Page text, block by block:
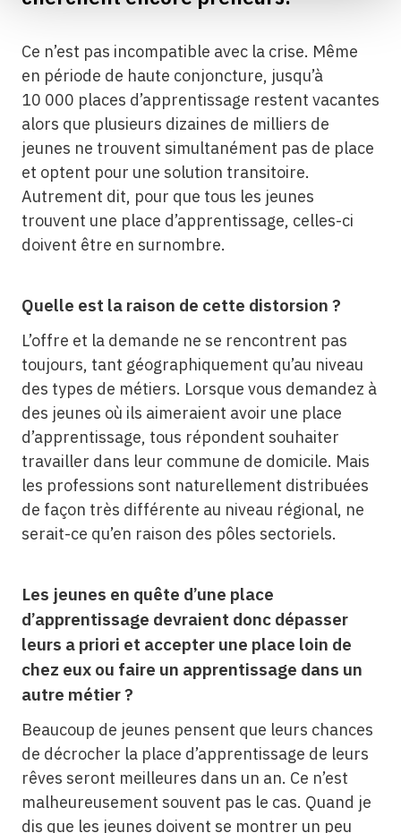
Ce n’est pas incompatible avec la crise. Même
en période de haute conjoncture, jusqu’à
10 000 places d’apprentissage restent vacantes
alors que plusieurs dizaines de milliers de
jeunes ne trouvent simultanément pas de place
et optent pour une solution transitoire.
Autrement dit, pour que tous les jeunes
trouvent une place d’apprentissage, celles-ci
doivent être en surnombre.
Quelle est la raison de cette distorsion ?
L’offre et la demande ne se rencontrent pas
toujours, tant géographiquement qu’au niveau
des types de métiers. Lorsque vous demandez à
des jeunes où ils aimeraient avoir une place
d’apprentissage, tous répondent souhaiter
travailler dans leur commune de domicile. Mais
les professions sont naturellement distribuées
de façon très différente au niveau régional, ne
serait-ce qu’en raison des pôles sectoriels.
Les jeunes en quête d’une place
d’apprentissage devraient donc dépasser
leurs a priori et accepter une place loin de
chez eux ou faire un apprentissage dans un
autre métier ?
Beaucoup de jeunes pensent que leurs chances
de décrocher la place d’apprentissage de leurs
rêves seront meilleures dans un an. Ce n’est
malheureusement souvent pas le cas. Quand je
dis que les jeunes doivent se montrer un peu